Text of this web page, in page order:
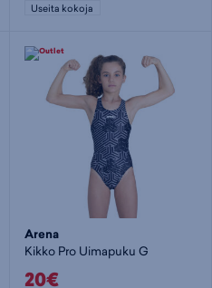
Useita kokoja
Arena
Kikko Pro Uimapuku G
20€